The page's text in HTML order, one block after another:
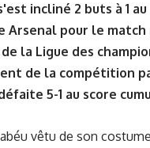
incliné 2 buts à 1
Arsenal pour le
la Ligue des
de la compétition
5-1 au score
vêtu de son